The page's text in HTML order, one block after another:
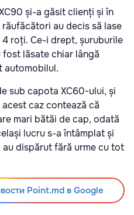
și-a găsit clienți și în
au decis să lase
roți. Ce-i drept, șuruburile
lăsate chiar lângă
automobilul.
sub capota XC60-ului, și
caz contează că
mari bătăi de cap, odată
lucru s-a întâmplat și
dispărut fără urme cu tot
Point.md в Google